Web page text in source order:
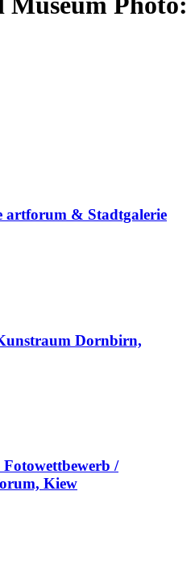
artforum & Stadtgalerie
Dornbirn,
/
Kiew